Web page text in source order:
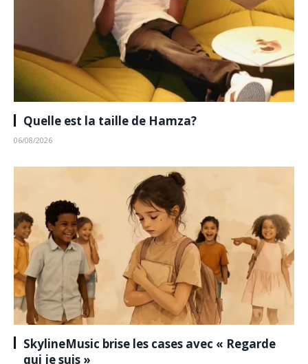
Quelle est la taille de Hamza?
06/08/2026
SkylineMusic brise les cases avec « Regarde
qui je suis »